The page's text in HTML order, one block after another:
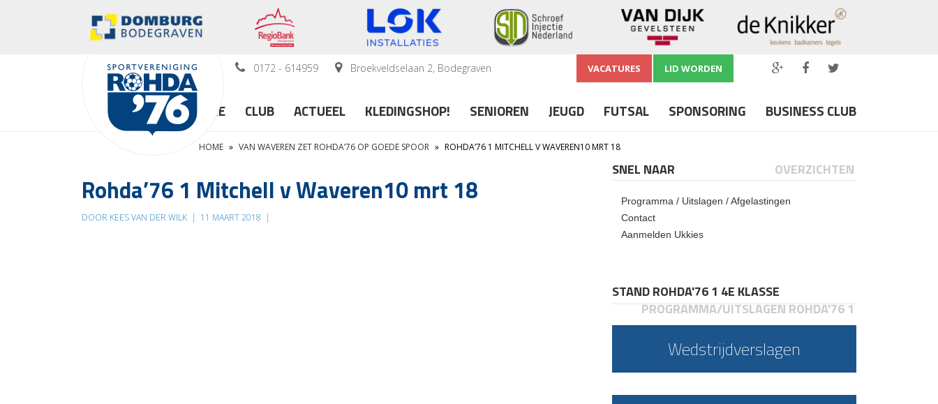
0172 - 614959 Broekveldselaan 2, Bodegraven VACATURES LID WORDEN
HOME CLUB ACTUEEL KLEDINGSHOP! SENIOREN JEUGD FUTSAL SPONSORING BUSINESS CLUB
HOME » VAN WAVEREN ZET ROHDA’76 OP GOEDE SPOOR » ROHDA’76 1 MITCHELL V WAVEREN10 MRT 18
Rohda’76 1 Mitchell v Waveren10 mrt 18
DOOR KEES VAN DER WILK | 11 MAART 2018 |
SNEL NAAR OVERZICHTEN
Programma / Uitslagen / Afgelastingen
Contact
Aanmelden Ukkies
STAND ROHDA'76 1 4E KLASSE
PROGRAMMA/UITSLAGEN ROHDA'76 1
Wedstrijdverslagen